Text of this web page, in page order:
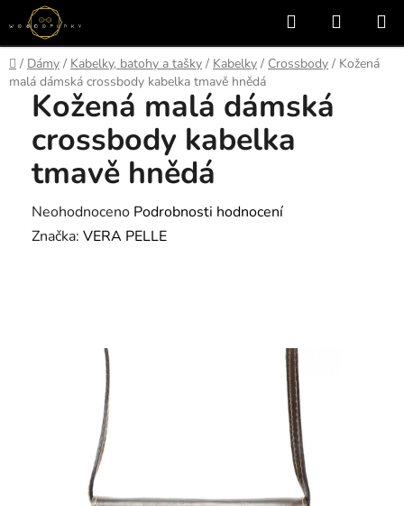
Přejít
na
obsah
Hledat
KOŠÍK
Domů
/ Dámy / Kabelky, batohy a tašky / Kabelky / Crossbody / Kožená
malá dámská crossbody kabelka tmavě hnědá
Kožená malá dámská
crossbody kabelka
tmavě hnědá
Průměrné
hodnocení
Neohodnoceno Podrobnosti hodnocení
Značka: VERA PELLE